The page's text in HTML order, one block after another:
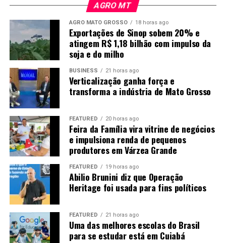
AGRO MT
AGRO MATO GROSSO 18 horas ago
Exportações de Sinop sobem 20% e
atingem R$ 1,18 bilhão com impulso da
soja e do milho
BUSINESS 21 horas ago
Verticalização ganha força e
transforma a indústria de Mato Grosso
FEATURED 20 horas ago
Feira da Família vira vitrine de negócios
e impulsiona renda de pequenos
produtores em Várzea Grande
FEATURED 19 horas ago
Abilio Brunini diz que Operação
Heritage foi usada para fins políticos
FEATURED 21 horas ago
Uma das melhores escolas do Brasil
para se estudar está em Cuiabá